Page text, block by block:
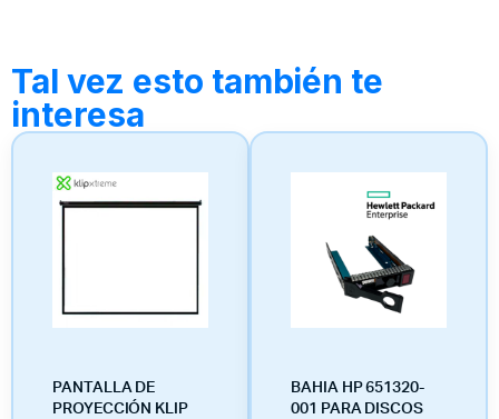
Tal vez esto también te
interesa
PANTALLA DE
PROYECCIÓN KLIP
BAHIA HP 651320-
001 PARA DISCOS